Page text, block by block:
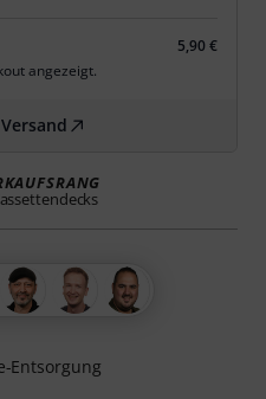
5,90 €
angezeigt.
Entsorgung